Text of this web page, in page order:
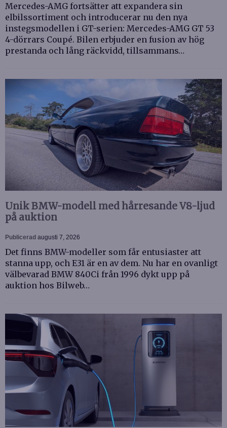
Mercedes-AMG fortsätter att expandera sin
elbilssortiment och introducerar nu den nya
instegsmodellen i GT-serien: Mercedes-AMG GT 53
4-dörrars Coupé. Bilen erbjuder en fusion av hög
prestanda och lång räckvidd, tillsammans…
Unik BMW-modell med hårresande V8-ljud
på auktion
Publicerad augusti 7, 2026
Det finns BMW-modeller som får entusiaster att
stanna upp, och E31 är en av dem. Nu har en ovanligt
välbevarad BMW 840Ci från 1996 dykt upp på
auktion hos Bilweb…